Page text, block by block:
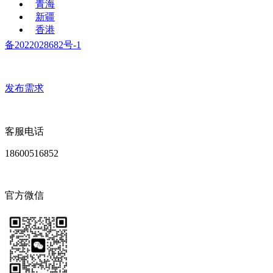
青海
新疆
香港
备2022028682号-1
发布需求
客服电话
18600516852
官方微信